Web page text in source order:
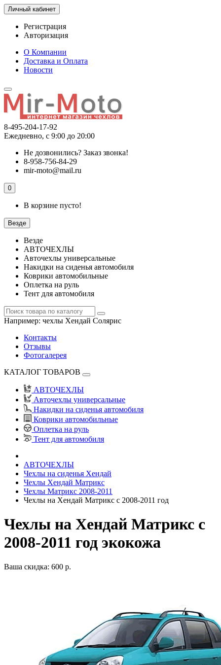
Личный кабинет
Регистрация
Авторизация
О Компании
Доставка и Оплата
Новости
8-495-204-17-92
Ежедневно, с 9:00 до 20:00
Не дозвонились? Заказ звонка!
8-958-756-84-29
mir-moto@mail.ru
0
В корзине пусто!
Везде
Везде
АВТОЧЕХЛЫ
Авточехлы универсальные
Накидки на сиденья автомобиля
Коврики автомобильные
Оплетка на руль
Тент для автомобиля
Например: чехлы Хендай Солярис
Контакты
Отзывы
Фотогалерея
КАТАЛОГ ТОВАРОВ
АВТОЧЕХЛЫ
Авточехлы универсальные
Накидки на сиденья автомобиля
Коврики автомобильные
Оплетка на руль
Тент для автомобиля
АВТОЧЕХЛЫ
Чехлы на сиденья Хендай
Чехлы Хендай Матрикс
Чехлы Матрикс 2008-2011
Чехлы на Хендай Матрикс с 2008-2011 год
Чехлы на Хендай Матрикс с
2008-2011 год экокожа
Ваша скидка: 600 р.